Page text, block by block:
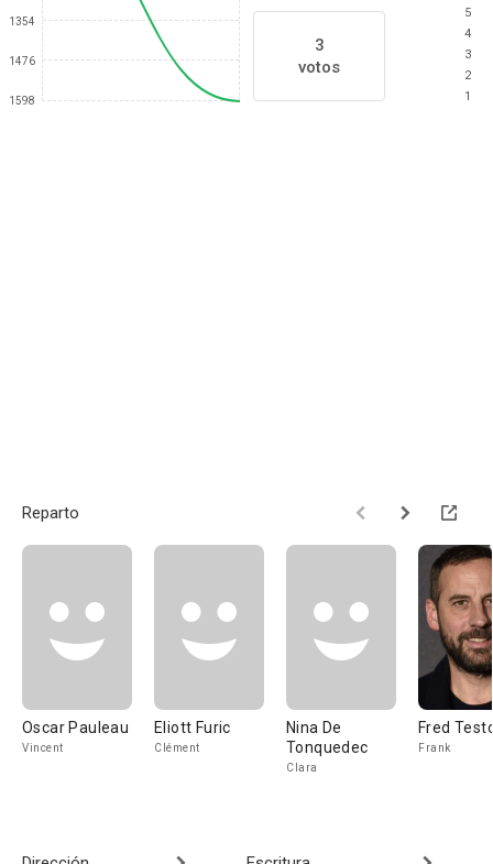
1354
1476
1598
3
votos
5
4
3
2
1
Reparto
Oscar Pauleau
Vincent
Eliott Furic
Clément
Nina De
Tonquedec
Clara
Fred
Frank